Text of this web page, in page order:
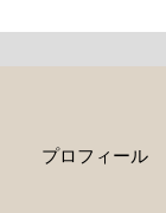
プロフィール